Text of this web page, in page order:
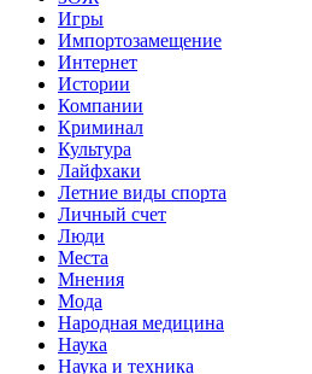
Игры
Импортозамещение
Интернет
Истории
Компании
Криминал
Культура
Лайфхаки
Летние виды спорта
Личный счет
Люди
Места
Мнения
Мода
Народная медицина
Наука
Наука и техника